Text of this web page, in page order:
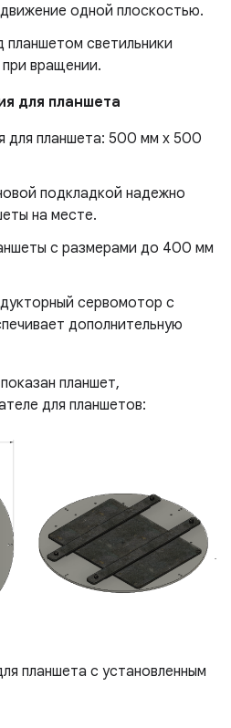
одной плоскостью.
планшетом светильники
вращении.
для планшета
для планшета: 500 мм x 500
подкладкой надежно
на месте.
с размерами до 400 мм
сервомотор с
дополнительную
планшет,
для планшетов:
планшета с установленным